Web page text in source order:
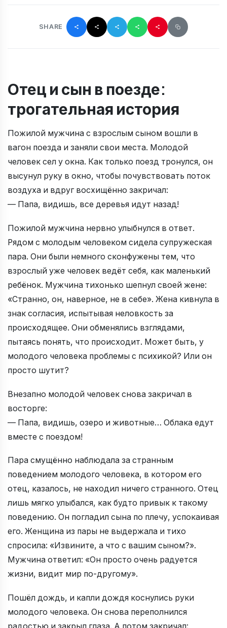
SHARE
Отец и сын в поезде:
трогательная история
Пожилой мужчина с взрослым сыном вошли в
вагон поезда и заняли свои места. Молодой
человек сел у окна. Как только поезд тронулся, он
высунул руку в окно, чтобы почувствовать поток
воздуха и вдруг восхищённо закричал:
— Папа, видишь, все деревья идут назад!
Пожилой мужчина нервно улыбнулся в ответ.
Рядом с молодым человеком сидела супружеская
пара. Они были немного сконфужены тем, что
взрослый уже человек ведёт себя, как маленький
ребёнок. Мужчина тихонько шепнул своей жене:
«Странно, он, наверное, не в себе». Жена кивнула в
знак согласия, испытывая неловкость за
происходящее. Они обменялись взглядами,
пытаясь понять, что происходит. Может быть, у
молодого человека проблемы с психикой? Или он
просто шутит?
Внезапно молодой человек снова закричал в
восторге:
— Папа, видишь, озеро и животные… Облака едут
вместе с поездом!
Пара смущённо наблюдала за странным
поведением молодого человека, в котором его
отец, казалось, не находил ничего странного. Отец
лишь мягко улыбался, как будто привык к такому
поведению. Он погладил сына по плечу, успокаивая
его. Женщина из пары не выдержала и тихо
спросила: «Извините, а что с вашим сыном?».
Мужчина ответил: «Он просто очень радуется
жизни, видит мир по-другому».
Пошёл дождь, и капли дождя коснулись руки
молодого человека. Он снова переполнился